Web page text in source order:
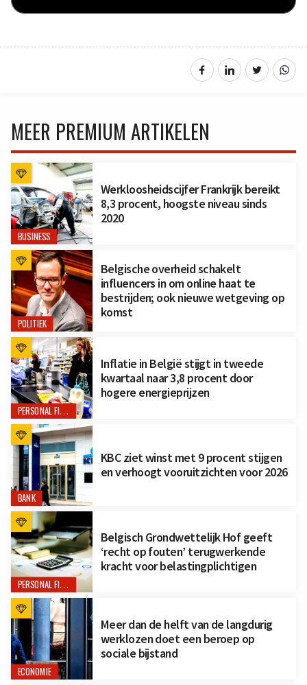
MEER PREMIUM ARTIKELEN
BUSINESS
Werkloosheidscijfer Frankrijk bereikt
8,3 procent, hoogste niveau sinds
2020
POLITIEK
Belgische overheid schakelt
influencers in om online haat te
bestrijden; ook nieuwe wetgeving op
komst
PERSONAL FINANCE
Inflatie in België stijgt in tweede
kwartaal naar 3,8 procent door
hogere energieprijzen
BANK
KBC ziet winst met 9 procent stijgen
en verhoogt vooruitzichten voor 2026
PERSONAL FINANCE
Belgisch Grondwettelijk Hof geeft
‘recht op fouten’ terugwerkende
kracht voor belastingplichtigen
ECONOMIE
Meer dan de helft van de langdurig
werklozen doet een beroep op
sociale bijstand